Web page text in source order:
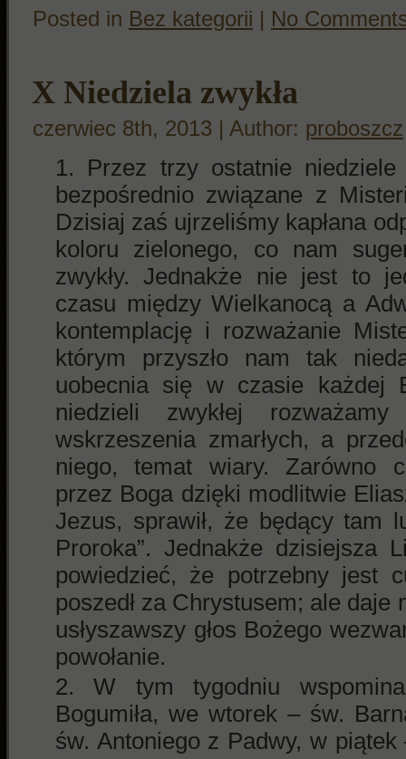
Posted in Bez kategorii No
X Niedziela zwykła
czerwiec 8th, 2013 | Author: proboszcz
Przez trzy ostatnie
bezpośrednio związane z
Dzisiaj zaś ujrzeliśmy kapłana
koloru zielonego, co nam
zwykły. Jednakże nie jest to
czasu między Wielkanocą a
kontemplację i rozważanie
którym przyszło nam tak
uobecnia się w czasie każdej
niedzieli zwykłej
wskrzeszenia zmarłych, a
niego, temat wiary. Zarówno
przez Boga dzięki modlitwie
Jezus, sprawił, że będący tam
Proroka”. Jednakże dzisiejsza
powiedzieć, że potrzebny jest
poszedł za Chrystusem; ale daje
usłyszawszy głos Bożego
powołanie.
W tym tygodniu
Bogumiła, we wtorek – św.
św. Antoniego z Padwy, w piątek